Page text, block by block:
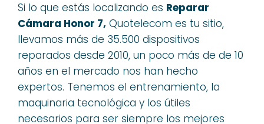
Si lo que estás localizando es Reparar
Cámara Honor 7, Quotelecom es tu sitio,
llevamos más de 35.500 dispositivos
reparados desde 2010, un poco más de de 10
años en el mercado nos han hecho
expertos. Tenemos el entrenamiento, la
maquinaria tecnológica y los útiles
necesarios para ser siempre los mejores